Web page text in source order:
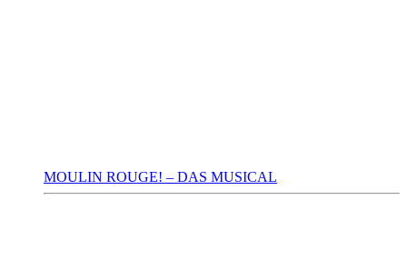
MOULIN ROUGE! – DAS MUSICAL